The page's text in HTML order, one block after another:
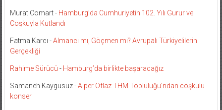
Murat Comart- Hamburg’da Cumhuriyetin 102. Yılı Gurur ve
Coşkuyla Kutlandı
Fatma Karcı -Almancı mı, Göçmen mi? Avrupalı Türkiyelilerin
Gerçekliği
Rahime Sürücü - Hamburg’da birlikte başaracağız
Samaneh Kaygusuz-Alper Oflaz THM Topluluğu’ndan coşkulu
konser